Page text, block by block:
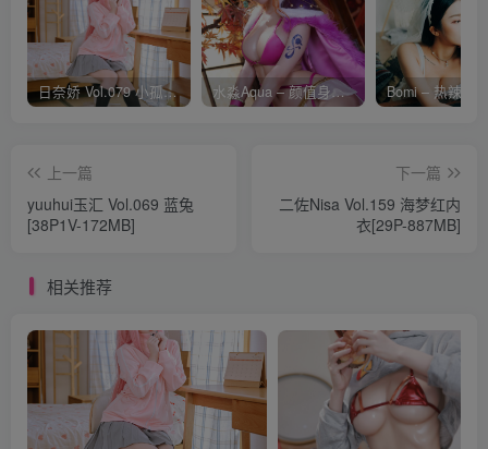
日奈娇 Vol.079 小孤独 [134P-1.84GB] 水淼Aqua – 颜值身材双在线 火爆日本 Cos写真作品合集
上一篇
yuuhui玉汇 Vol.069 蓝兔
[38P1V-172MB]
下一篇
二佐Nisa Vol.159 海梦红内
衣[29P-887MB]
相关推荐